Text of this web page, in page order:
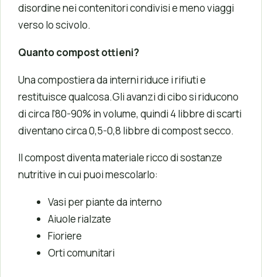
disordine nei contenitori condivisi e meno viaggi
verso lo scivolo.
Quanto compost ottieni?
Una compostiera da interni riduce i rifiuti e
restituisce qualcosa.Gli avanzi di cibo si riducono
di circa l’80-90% in volume, quindi 4 libbre di scarti
diventano circa 0,5-0,8 libbre di compost secco.
Il compost diventa materiale ricco di sostanze
nutritive in cui puoi mescolarlo:
Vasi per piante da interno
Aiuole rialzate
Fioriere
Orti comunitari